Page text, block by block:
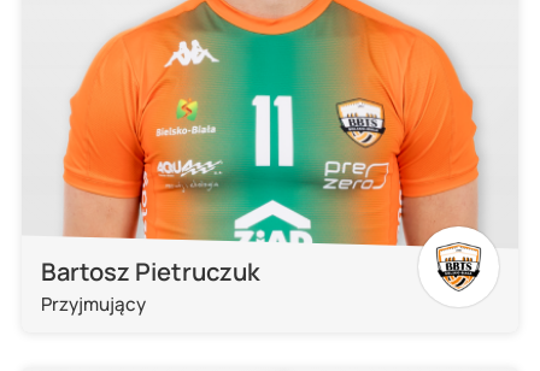
Bartosz Pietruczuk
Przyjmujący